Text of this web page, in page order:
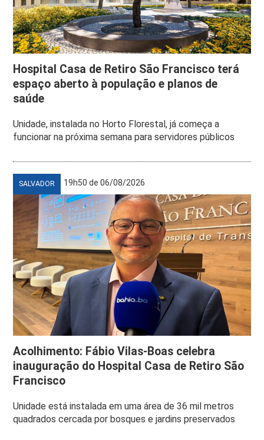
Hospital Casa de Retiro São Francisco terá
espaço aberto à população e planos de
saúde
Unidade, instalada no Horto Florestal, já começa a
funcionar na próxima semana para servidores públicos
SALVADOR 19h50 de 06/08/2026
Acolhimento: Fábio Vilas-Boas celebra
inauguração do Hospital Casa de Retiro São
Francisco
Unidade está instalada em uma área de 36 mil metros
quadrados cercada por bosques e jardins preservados